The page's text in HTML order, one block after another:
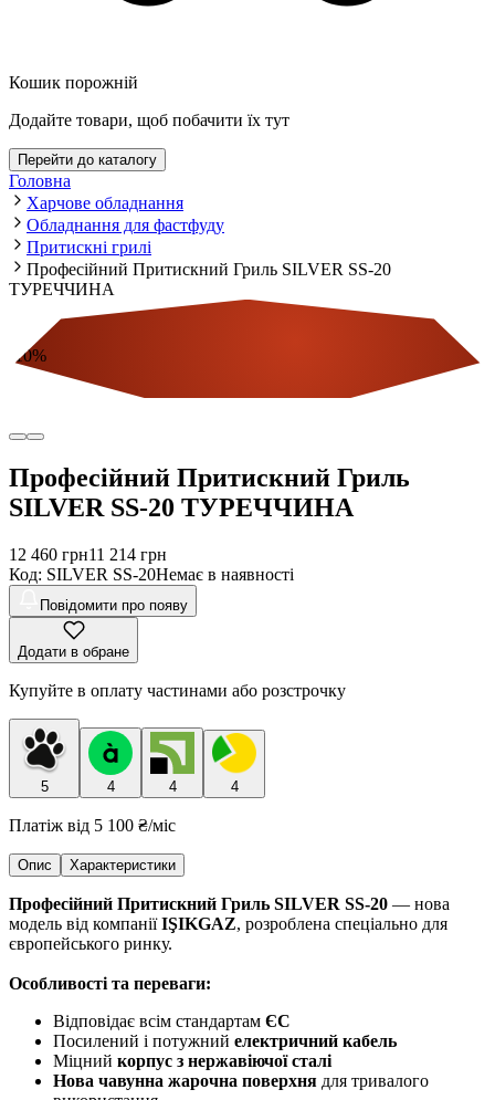
Кошик порожній
Додайте товари, щоб побачити їх тут
Перейти до каталогу
Головна
Харчове обладнання
Обладнання для фастфуду
Притискні грилі
Професійний Притискний Гриль SILVER SS-20
ТУРЕЧЧИНА
10%
Професійний Притискний Гриль
SILVER SS-20 ТУРЕЧЧИНА
12 460 грн11 214 грн
Код: SILVER SS-20Немає в наявності
Повідомити про появу
Додати в обране
Купуйте в оплату частинами або розстрочку
5 4 4 4
Платіж від 5 100 ₴/міс
Опис Характеристики
Професійний Притискний Гриль SILVER SS-20 — нова
модель від компаніїIŞIKGAZ, розроблена спеціально для
європейського ринку.
Особливості та переваги:
Відповідає всім стандартам ЄС
Посилений і потужний електричний кабель
Міцний корпус з нержавіючої сталі
Нова чавунна жарочна поверхня для тривалого